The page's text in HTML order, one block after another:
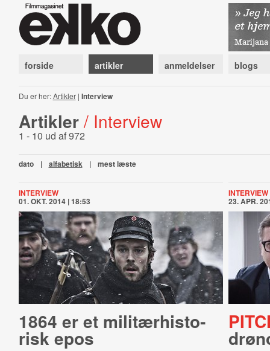
forside artikler anmeldelser blogs
Du er her:Artikler| Interview
Artikler / Interview
1 - 10 ud af 972
dato | alfabetisk | mest læste
INTERVIEW
01. OKT. 2014 | 18:53
1864 er et mi­li­tær­hi­sto­
risk epos
INTERVIEW
23. APR.